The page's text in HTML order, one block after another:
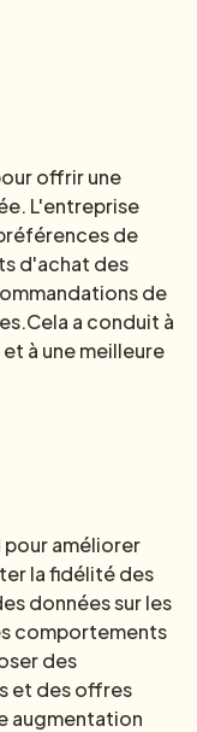
offrir une
L'entreprise
de
d'achat des
de
a conduit à
à une meilleure
pour améliorer
la fidélité des
données sur les
comportements
des
et des offres
augmentation